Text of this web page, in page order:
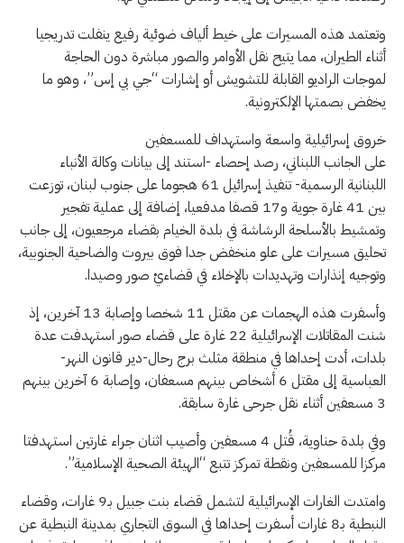
وتعتمد هذه المسيرات على خيط ألياف ضوئية رفيع ينفلت تدريجيا
أثناء الطيران، مما يتيح نقل الأوامر والصور مباشرة دون الحاجة
لموجات الراديو القابلة للتشويش أو إشارات “جي بي إس”، وهو ما
يخفض بصمتها الإلكترونية.
خروق إسرائيلية واسعة واستهداف للمسعفين
على الجانب اللبناني، رصد إحصاء -استند إلى بيانات وكالة الأنباء
اللبنانية الرسمية- تنفيذ إسرائيل 61 هجوما على جنوب لبنان، توزعت
بين 41 غارة جوية و17 قصفا مدفعيا، إضافة إلى عملية تفجير
وتمشيط بالأسلحة الرشاشة في بلدة الخيام بقضاء مرجعيون، إلى جانب
تحليق مسيرات على علو منخفض جدا فوق بيروت والضاحية الجنوبية،
وتوجيه إنذارات وتهديدات بالإخلاء في قضاءيْ صور وصيدا.
وأسفرت هذه الهجمات عن مقتل 11 شخصا وإصابة 13 آخرين، إذ
شنت المقاتلات الإسرائيلية 22 غارة على قضاء صور استهدفت عدة
بلدات، أدت إحداها في منطقة مثلث برج رحال-دير قانون النهر-
العباسية إلى مقتل 6 أشخاص بينهم مسعفان، وإصابة 6 آخرين بينهم
3 مسعفين أثناء نقل جرحى غارة سابقة.
وفي بلدة حناوية، قُتل 4 مسعفين وأصيب اثنان جراء غارتين استهدفتا
مركزا للمسعفين ونقطة تمركز تتبع “الهيئة الصحية الإسلامية”.
وامتدت الغارات الإسرائيلية لتشمل قضاء بنت جبيل بـ9 غارات، وقضاء
النبطية بـ8 غارات أسفرت إحداها في السوق التجاري بمدينة النبطية عن